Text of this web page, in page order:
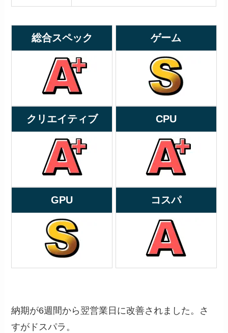
総合スペック ゲーム
クリエイティブ CPU
GPU コスパ
納期が6週間から翌営業日に改善されました。さ
すがドスパラ。